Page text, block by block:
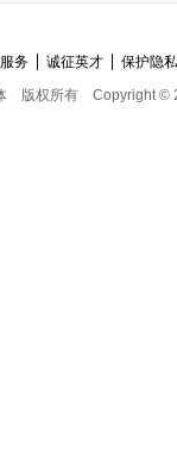
务 诚征英才
保护隐
版权所有 Copyright ©